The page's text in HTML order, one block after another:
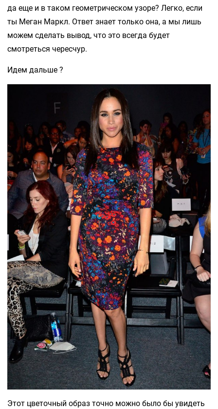
да еще и в таком геометрическом узоре? Легко, если
ты Меган Маркл. Ответ знает только она, а мы лишь
можем сделать вывод, что это всегда будет
смотреться чересчур.
Идем дальше ?
Этот цветочный образ точно можно было бы увидеть